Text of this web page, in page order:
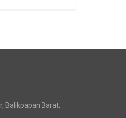
Balikpapan Barat,